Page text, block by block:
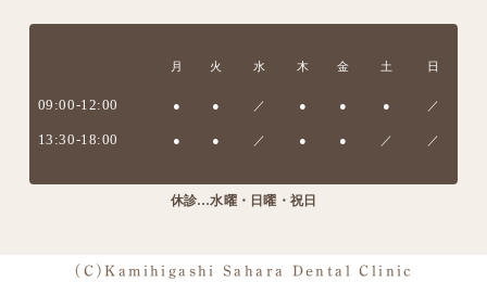
月 火 水 木 金 土 日
09:00-12:00 ● ● ／ ● ● ● ／
13:30-18:00 ● ● ／ ● ● ／ ／
休診…水曜・日曜・祝日
(C)Kamihigashi Sahara Dental Clinic